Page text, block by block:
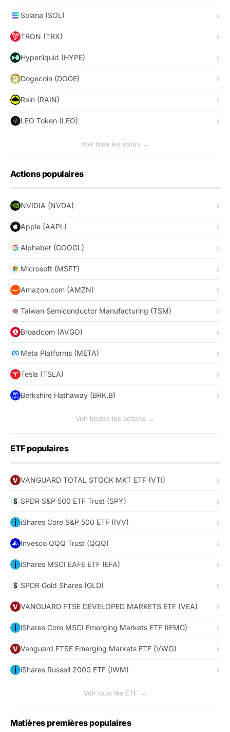
Solana (SOL)
TRON (TRX)
Hyperliquid (HYPE)
Dogecoin (DOGE)
Rain (RAIN)
LEO Token (LEO)
Voir tous les cours →
Actions populaires
NVIDIA (NVDA)
Apple (AAPL)
Alphabet (GOOGL)
Microsoft (MSFT)
Amazon.com (AMZN)
Taiwan Semiconductor Manufacturing (TSM)
Broadcom (AVGO)
Meta Platforms (META)
Tesla (TSLA)
Berkshire Hathaway (BRK.B)
Voir toutes les actions →
ETF populaires
VANGUARD TOTAL STOCK MKT ETF (VTI)
SPDR S&P 500 ETF Trust (SPY)
iShares Core S&P 500 ETF (IVV)
Invesco QQQ Trust (QQQ)
iShares MSCI EAFE ETF (EFA)
SPDR Gold Shares (GLD)
VANGUARD FTSE DEVELOPED MARKETS ETF (VEA)
iShares Core MSCI Emerging Markets ETF (IEMG)
Vanguard FTSE Emerging Markets ETF (VWO)
iShares Russell 2000 ETF (IWM)
Voir tous les ETF →
Matières premières populaires